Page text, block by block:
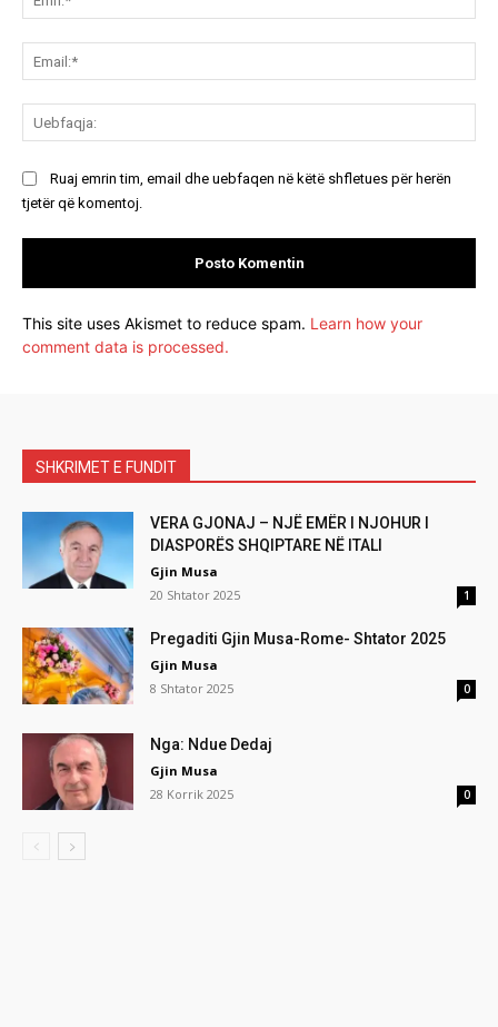
Ruaj emrin tim, email dhe uebfaqen në këtë shfletues për herën
tjetër që komentoj.
This site uses Akismet to reduce spam. Learn how your
comment data is processed.
SHKRIMET E FUNDIT
VERA GJONAJ – NJË EMËR I NJOHUR I
DIASPORËS SHQIPTARE NË ITALI
Gjin Musa
20 Shtator 2025
1
Pregaditi Gjin Musa-Rome- Shtator 2025
Gjin Musa
8 Shtator 2025
0
Nga: Ndue Dedaj
Gjin Musa
28 Korrik 2025
0